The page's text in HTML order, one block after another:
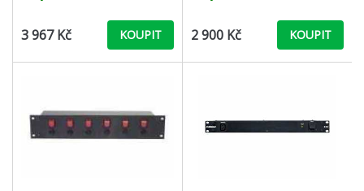
3 967 Kč KOUPIT
ochran
2 900 Kč KOUPIT